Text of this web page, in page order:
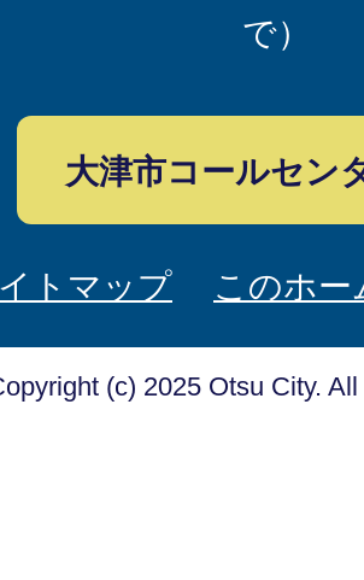
で）
大津市コールセン
トマップ このホ
(c) 2025 Otsu City.